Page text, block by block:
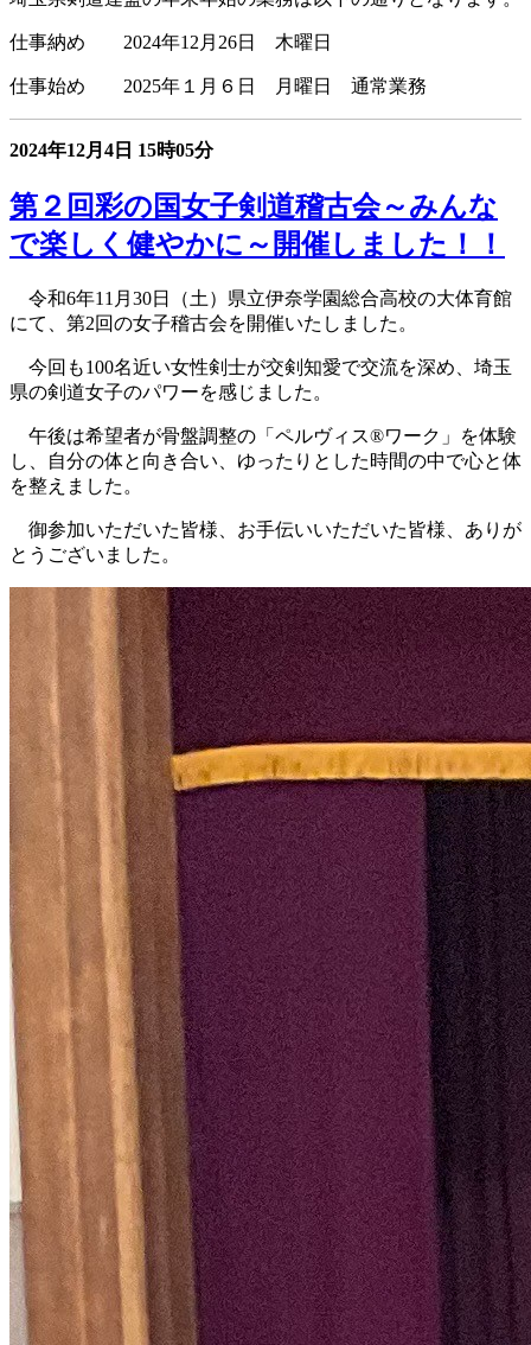
仕事納め 2024年12月26日 木曜日
仕事始め 2025年１月６日 月曜日 通常業務
2024年12月4日 15時05分
第２回彩の国女子剣道稽古会～みんな
で楽しく健やかに～開催しました！！
令和6年11月30日（土）県立伊奈学園総合高校の大体育館
にて、第2回の女子稽古会を開催いたしました。
今回も100名近い女性剣士が交剣知愛で交流を深め、埼玉
県の剣道女子のパワーを感じました。
午後は希望者が骨盤調整の「ペルヴィス®ワーク」を体験
し、自分の体と向き合い、ゆったりとした時間の中で心と体
を整えました。
御参加いただいた皆様、お手伝いいただいた皆様、ありが
とうございました。